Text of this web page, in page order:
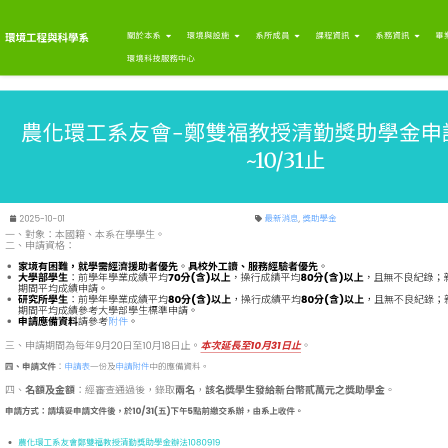
環境工程與科學系 關於本系 環境與設施 系所成員 課程資訊 系務資訊
畢
環境科技服務中心
農化環工系友會-鄭雙福教授清勤獎助學金
~10/31止
2025-10-01 最新消息, 獎助學金
一、對象：本國籍、本系在學學生。
二、申請資格：
家境有困難，就學需經濟援助者優先 。 具校外工讀、服務經驗者優先 。
大學部學生：前學年學業成績平均70分(含)以上，操行成績平均80分(含)以上，且無不良紀錄；
期間平均成績申請。
研究所學生：前學年學業成績平均80分(含)以上，操行成績平均80分(含)以上，且無不良紀錄；
期間平均成績參考大學部學生標準申請。
申請應備資料請參考附件。
三、申請期間為每年9月20日至10月18日止。 本次延長至10月31日止。
四、申請文件 ： 申請表一份及申請附件中的應備資料。
四、 名額及金額 ：經審查通過後，錄取兩名 ， 該名獎學生發給新台幣貳萬元之獎助學金 。
申請方式：請填妥申請文件後，於10/31(五)下午5點前繳交系辦，由系上收件。
農化環工系友會鄭雙福教授清勤獎助學金辦法1080919